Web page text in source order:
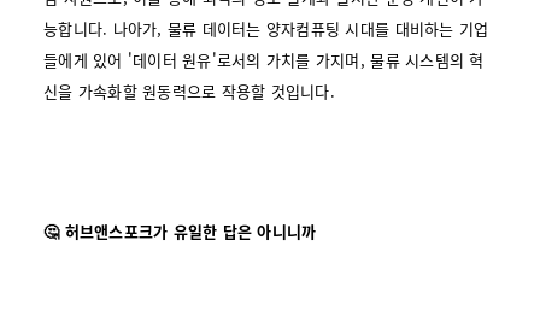
능합니다. 나아가, 물류 데이터는 양자컴퓨팅 시대를 대비하는 기업
들에게 있어 '데이터 원유'로서의 가치를 가지며, 물류 시스템의 혁
신을 가속화할 원동력으로 작용할 것입니다.
🤔 허브앤스포크가 유일한 답은 아니니까